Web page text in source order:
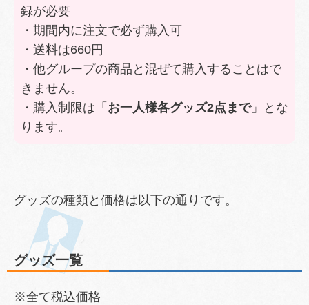
録が必要
・期間内に注文で必ず購入可
・送料は660円
・他グループの商品と混ぜて購入することはで
きません。
・購入制限は「 お一人様各グッズ2点まで」とな
ります。
グッズの種類と価格は以下の通りです。
グッズ一覧
※全て税込価格